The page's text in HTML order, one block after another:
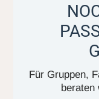
Für Gruppen,
beraten